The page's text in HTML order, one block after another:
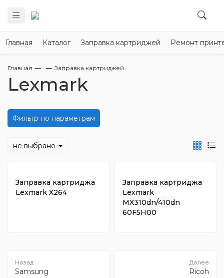
Главная Каталог Заправка картриджей Ремонт
Главная Заправка картриджей
Lexmark
Фильтр по параметрам
не выбрано
Заправка картриджа
Lexmark X264
Заправка картриджа
Lexmark
MX310dn/410dn
60F5H00
Samsung Ricoh